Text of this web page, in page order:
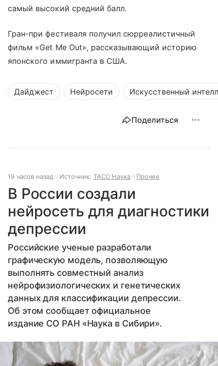
самый высокий средний балл.
Гран-при фестиваля получил сюрреалистичный
фильм «Get Me Out», рассказывающий историю
японского иммигранта в США.
Дайджест Нейросети Искусственный
Поделиться
19 часов назад Источник: ТАСС Наука Прочее
В России создали
нейросеть для диагностики
депрессии
Российские ученые разработали
графическую модель, позволяющую
выполнять совместный анализ
нейрофизиологических и генетических
данных для классификации депрессии.
Об этом сообщает официальное
издание СО РАН «Наука в Сибири».